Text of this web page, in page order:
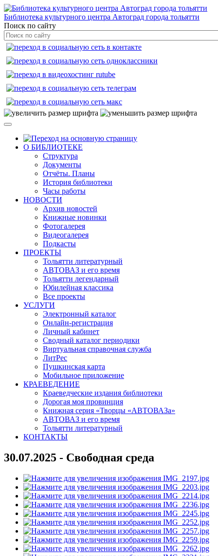
Библиотека культурного центра Автоград города тольятти
Поиск по сайту
О БИБЛИОТЕКЕ
Структура
Документы
Отчёты. Планы
История библиотеки
Часы работы
НОВОСТИ
Архив новостей
Книжные новинки
Фотогалерея
Видеогалерея
Подкасты
ПРОЕКТЫ
Тольятти литературный
АВТОВАЗ и его время
Тольятти легендарный
Юбилейная классика
Все проекты
УСЛУГИ
Электронный каталог
Онлайн-регистрация
Личный кабинет
Сводный каталог периодики
Виртуальная справочная служба
ЛитРес
Пушкинская карта
Мобильное приложение
КРАЕВЕДЕНИЕ
Краеведческие издания библиотеки
Дорогая моя провинция
Книжная серия «Творцы «АВТОВАЗа»
АВТОВАЗ и его время
Тольятти литературный
КОНТАКТЫ
30.07.2025 - Свободная среда